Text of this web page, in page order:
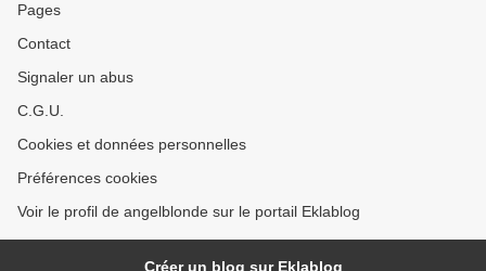
Pages
Contact
Signaler un abus
C.G.U.
Cookies et données personnelles
Préférences cookies
Voir le profil de angelblonde sur le portail Eklablog
Créer un blog sur Eklablog